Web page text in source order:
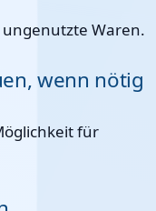
Waren.
wenn nötig
für